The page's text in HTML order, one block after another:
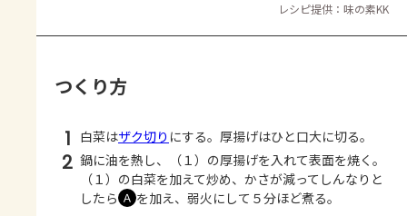
レシピ提供：味の素KK
つくり方
1 白菜はザク切り にする。厚揚げはひと口大に切る。
2 鍋に油を熱し、（１）の厚揚げを入れて表面を焼く。
（１）の白菜を加えて炒め、かさが減ってしんなりと
したら Ａ を加え、弱火にして５分ほど煮る。